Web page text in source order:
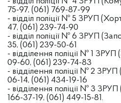
75-97, (061) 769-87-99
- відділ поліції № 5 ЗРУП
47, (061) 239-74-90
- відділ поліції № 6 ЗРУП
35, (061) 239-50-61
- відділення поліції № 1
09-60, (061) 239-74-83
- відділення поліції № 2
06-14, (061) 434-19-16
- відділення поліції № 3
166-37-19, (061) 449-15-81.